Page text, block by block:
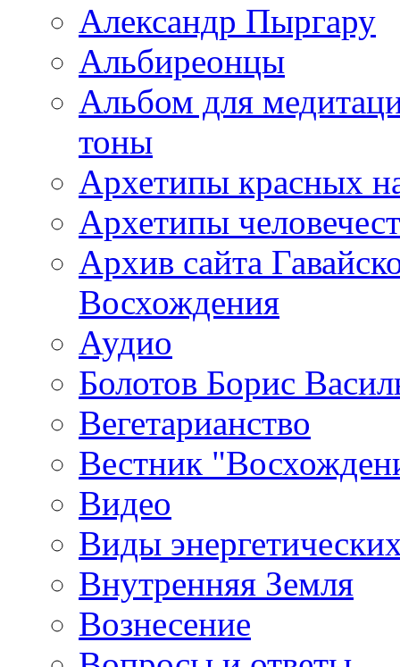
Александр Пыргару
Альбиреонцы
Альбом для
тоны
Архетипы красных
Архетипы
Архив сайта
Восхождения
Аудио
Болотов Борис
Вегетарианство
Вестник
Видео
Виды
Внутренняя Земля
Вознесение